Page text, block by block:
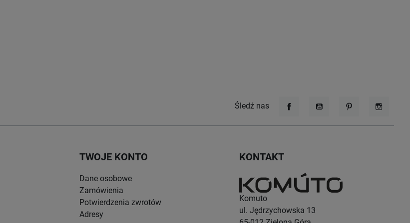
Śledź nas
TWOJE KONTO
Dane osobowe
Zamówienia
Potwierdzenia zwrotów
Adresy
KONTAKT
Komuto
ul. Jędrzychowska 13